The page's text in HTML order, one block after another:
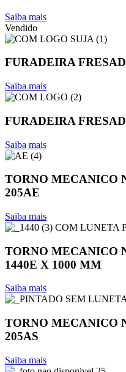
Saiba mais
Vendido
FURADEIRA
Saiba mais
FURADEIRA
Saiba mais
TORNO MECANICO
205AE
Saiba mais
TORNO MECANICO
1440E X 1000 MM
Saiba mais
TORNO MECANICO
205AS
Saiba mais